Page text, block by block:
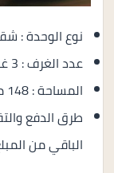
نوع الوحدة :
عدد الغرف : 3 غرف نوم.
المساحة : 148 متر مربع.
الباقي من المبلغ